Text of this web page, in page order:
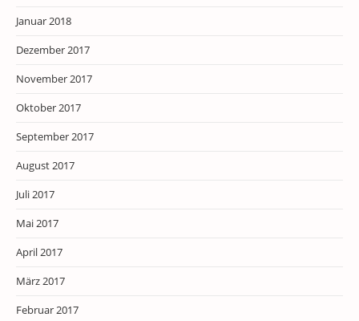
Januar 2018
Dezember 2017
November 2017
Oktober 2017
September 2017
August 2017
Juli 2017
Mai 2017
April 2017
März 2017
Februar 2017